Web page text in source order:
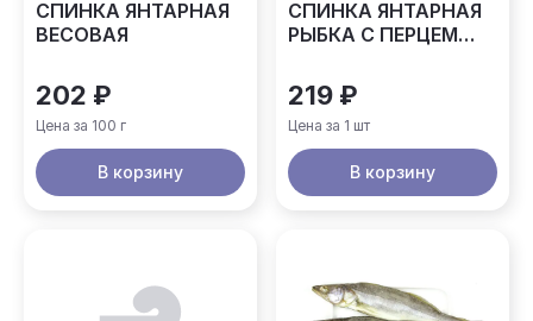
СПИНКА ЯНТАРНАЯ
ВЕСОВАЯ
202 ₽
Цена за 100 г
В корзину
СПИНКА ЯНТАРНАЯ
РЫБКА С ПЕРЦЕМ
90ГР
219 ₽
Цена за 1 шт
В корзину